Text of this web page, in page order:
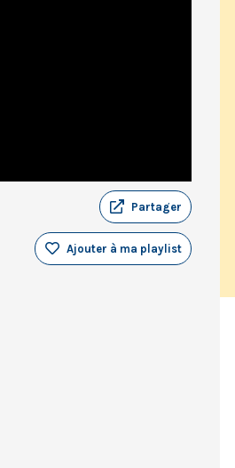
Partager
Ajouter à ma playlist